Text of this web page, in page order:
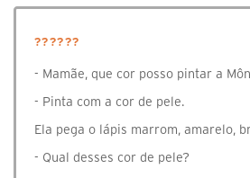
??????
- Mamãe, que cor posso pintar a
- Pinta com a cor de pele.
Ela pega o lápis marrom, amarelo,
- Qual desses cor de pele?